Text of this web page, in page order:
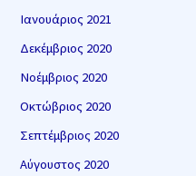
Ιανουάριος 2021
Δεκέμβριος 2020
Νοέμβριος 2020
Οκτώβριος 2020
Σεπτέμβριος 2020
Αύγουστος 2020